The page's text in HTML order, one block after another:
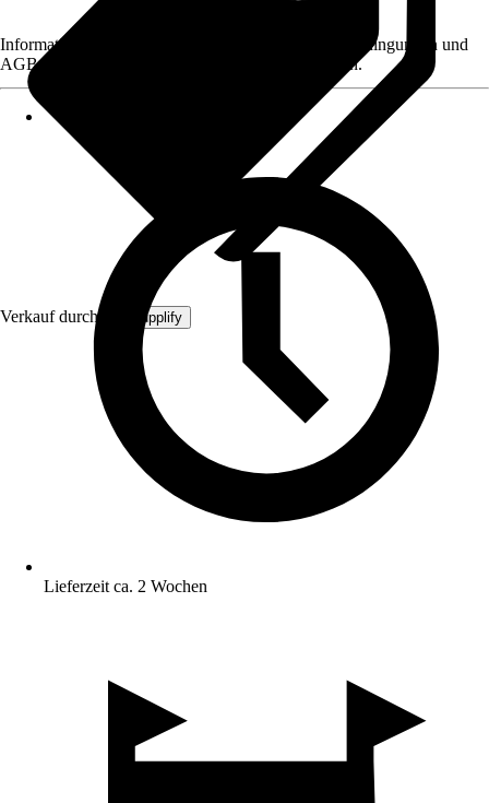
Verkauf durch: MySupplify
Informationen des Verkäufers, wie z. B. Rückgabebedingungen und
AGB, finden Sie bei Klick auf den Verkäufernamen.
Lieferzeit ca. 2 Wochen